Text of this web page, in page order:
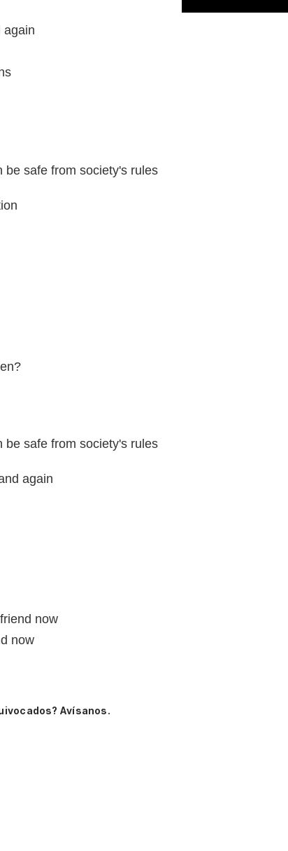
again
be safe from society's rules
be safe from society's rules
again
now
now
Avísanos.